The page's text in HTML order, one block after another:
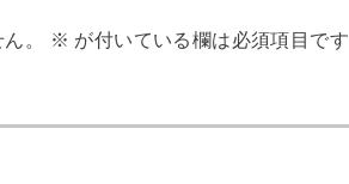
。 ※ が付いている欄は必須項目です